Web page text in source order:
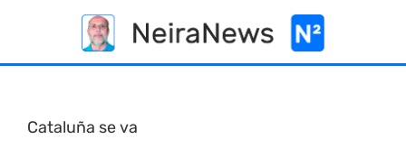
content
Cataluña se va